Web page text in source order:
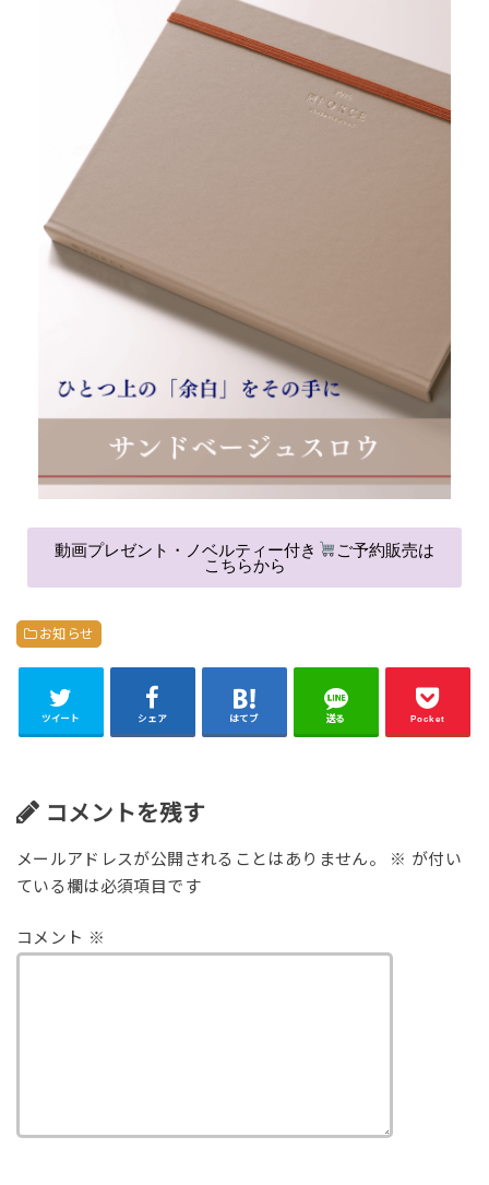
動画プレゼント・ノベルティー付き
ご予約販売は
こちらから
お知らせ
ツイート シェア はてブ 送る Pocket
コメントを残す
メールアドレスが公開されることはありません。 ※ が付い
ている欄は必須項目です
コメント ※